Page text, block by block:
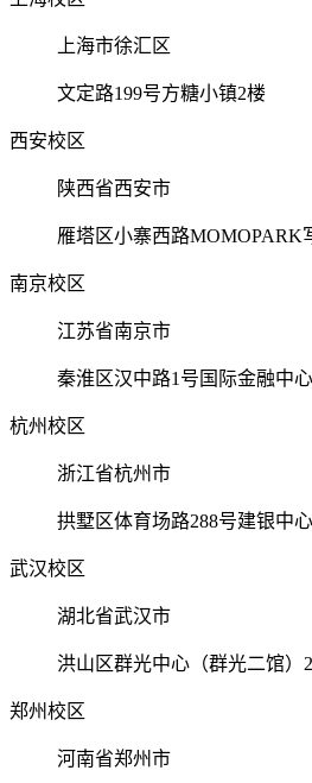
上海市徐汇区
文定路199号方糖小镇2楼
西安校区
陕西省西安市
雁塔区小寨西路MOMOPARK
南京校区
江苏省南京市
秦淮区汉中路1号国际金融中
杭州校区
浙江省杭州市
拱墅区体育场路288号建银中
武汉校区
湖北省武汉市
洪山区群光中心（群光二馆）
郑州校区
河南省郑州市